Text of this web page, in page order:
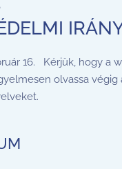
16. Kérjük, hogy a
olvassa végig